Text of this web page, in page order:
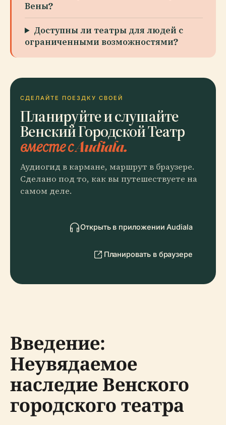
Вены?
Доступны ли театры для людей с
ограниченными возможностями?
СДЕЛАЙТЕ ПОЕЗДКУ СВОЕЙ
Планируйте и слушайте
Венский Городской Театр
вместе с Audiala.
Аудиогид в кармане, маршрут в браузере.
Сделано под то, как вы путешествуете на
самом деле.
Открыть в приложении Audiala
Планировать в браузере
Введение:
Неувядаемое
наследие Венского
городского театра